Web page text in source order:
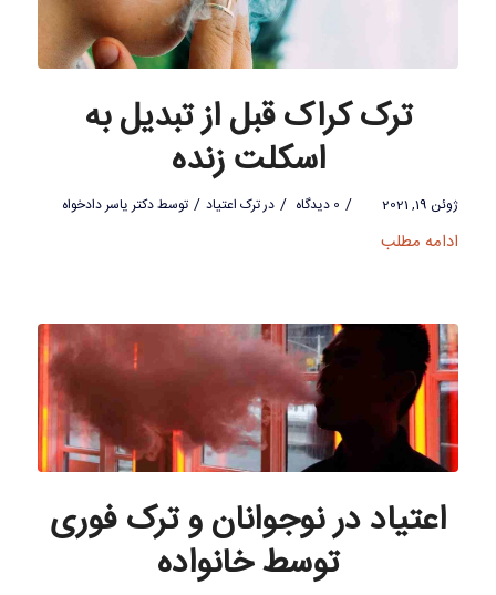
ترک کراک قبل از تبدیل به
اسکلت زنده
ژوئن 19, 2021 / 0 دیدگاه / درترک اعتیاد / توسطدکتر یاسر دادخواه
ادامه مطلب
اعتیاد در نوجوانان و ترک فوری
توسط خانواده